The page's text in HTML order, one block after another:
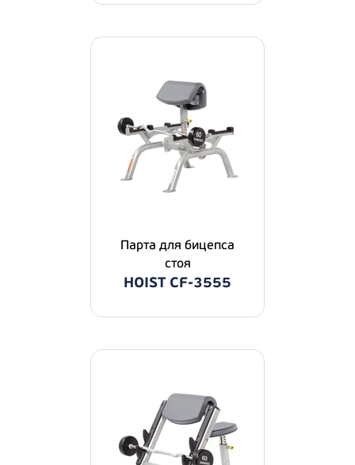
Парта для бицепса
стоя
HOIST CF-3555